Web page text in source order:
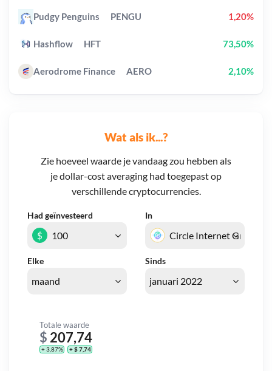
Wat als ik...?
Zie hoeveel waarde je vandaag zou hebben als
je dollar-cost averaging had toegepast op
verschillende cryptocurrencies.
Had geïnvesteerd In
Elke Sinds
$
Totale waarde
$ 207,74
+ 3,87% + $ 7,74
Pudgy Penguins PENGU 1,20%
Hashflow HFT 73,50%
Aerodrome Finance AERO 2,10%